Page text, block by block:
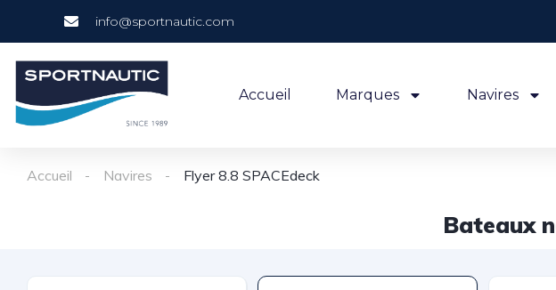
info@sportnautic.com
Accueil Marques Navires
Accueil Navires Flyer 8.8 SPACEdeck
Bateaux